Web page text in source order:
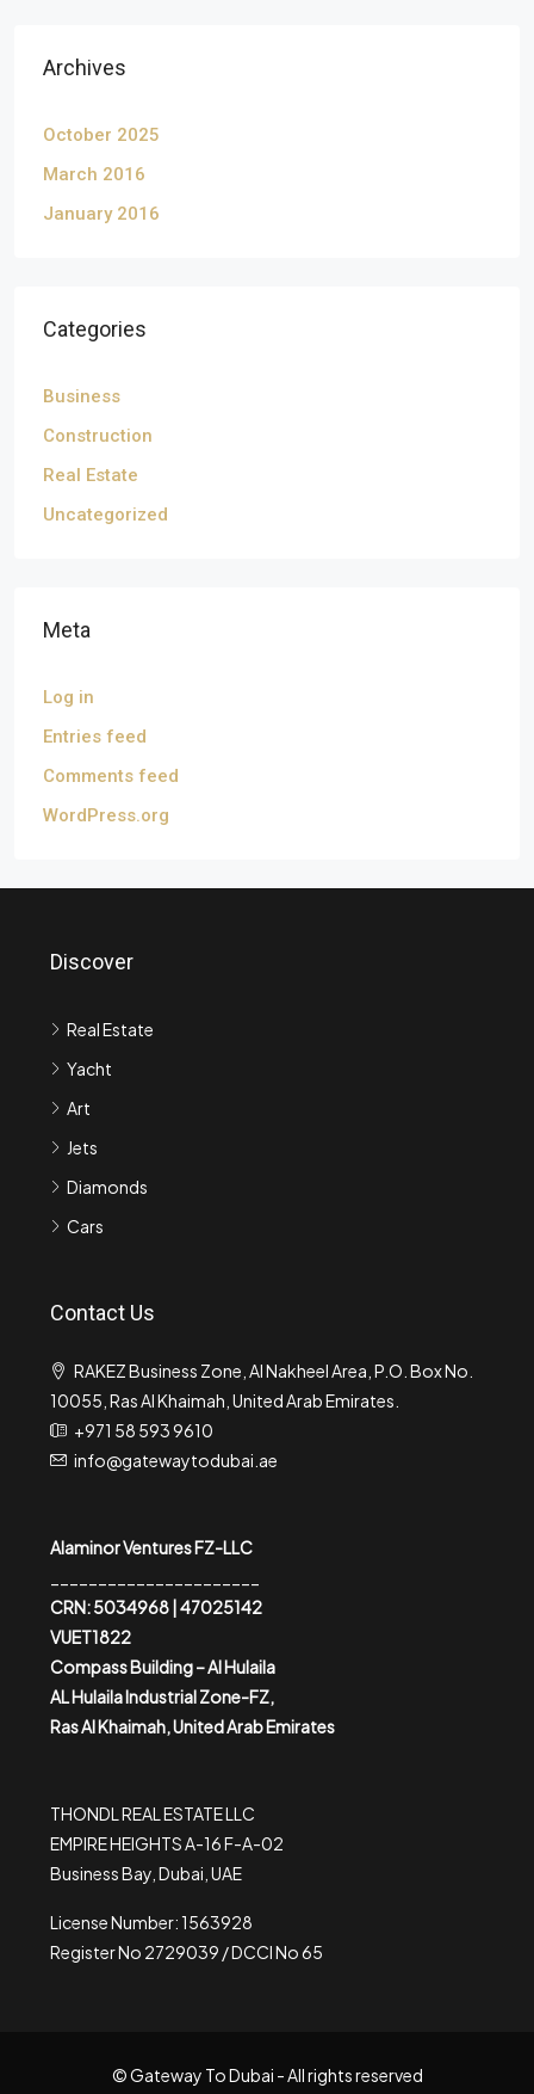
Archives
October 2025
March 2016
January 2016
Categories
Business
Construction
Real Estate
Uncategorized
Meta
Log in
Entries feed
Comments feed
WordPress.org
Discover
Real Estate
Yacht
Art
Jets
Diamonds
Cars
Contact Us
RAKEZ Business Zone, Al Nakheel Area, P.O. Box No.
10055, Ras Al Khaimah, United Arab Emirates.
+971 58 593 9610
info@gatewaytodubai.ae
Alaminor Ventures FZ-LLC
CRN: 5034968 | 47025142
VUET1822
Compass Building – Al Hulaila
AL Hulaila Industrial Zone-FZ,
Ras Al Khaimah, United Arab Emirates
THONDL REAL ESTATE LLC
EMPIRE HEIGHTS A-16 F-A-02
Business Bay, Dubai, UAE
License Number: 1563928
Register No 2729039 / DCCI No 65
© Gateway To Dubai - All rights reserved